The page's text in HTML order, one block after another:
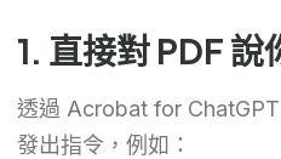
1. 直接對 PDF 說
透過 Acrobat for
發出指令，例如：